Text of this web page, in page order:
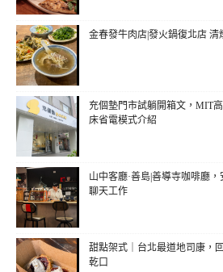
金春發牛肉店|發火鍋復北店
充個墊門市試躺開箱文，MIT
床省電模式介紹
山中客廳·善島|善導寺咖啡廳
聊天工作
甜點架式｜台北最道地司康，
乾口